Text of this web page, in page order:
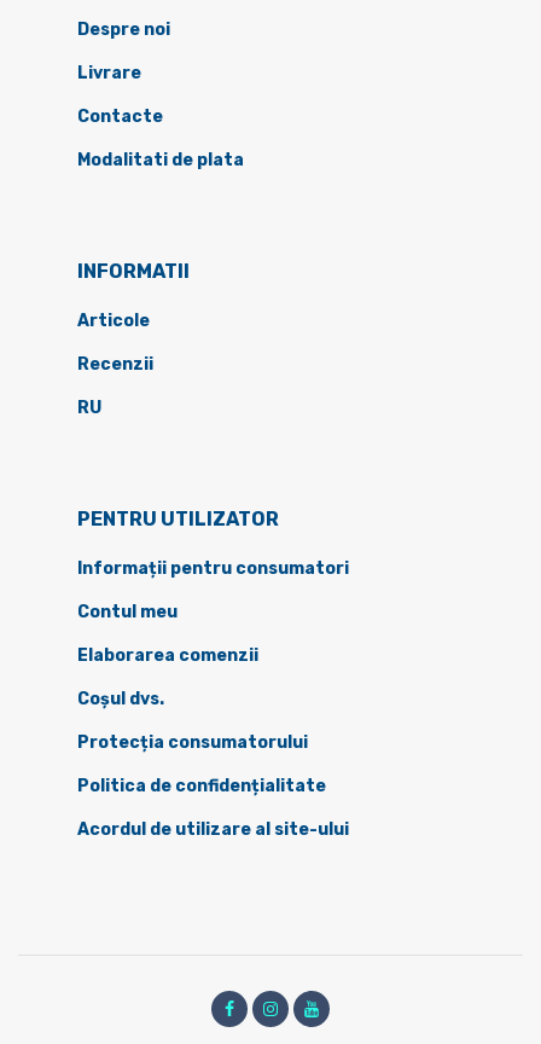
Despre noi
Livrare
Contacte
Modalitati de plata
INFORMATII
Articole
Recenzii
RU
PENTRU UTILIZATOR
Informații pentru consumatori
Contul meu
Elaborarea comenzii
Coșul dvs.
Protecția consumatorului
Politica de confidențialitate
Acordul de utilizare al site-ului